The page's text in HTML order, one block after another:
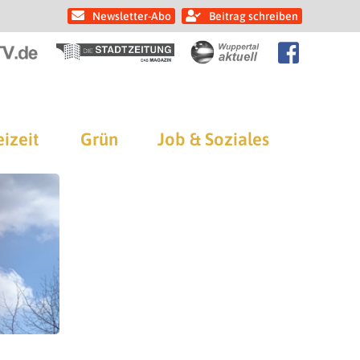
Newsletter-Abo Beitrag schreiben
Grün Job & Soziales